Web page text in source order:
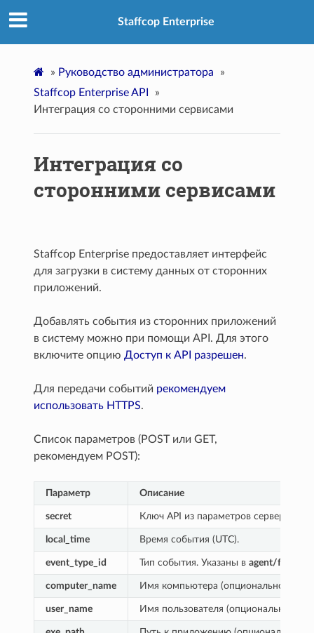
Staffcop Enterprise
» Руководство администратора
»
Staffcop Enterprise API
»
Интеграция со сторонними сервисами
Интеграция со
сторонними сервисами
Staffcop Enterprise предоставляет интерфейс
для загрузки в систему данных от сторонних
приложений.
Добавлять события из сторонних приложений
в систему можно при помощи API. Для этого
включите опциюДоступ к API разрешен.
Для передачи событий рекомендуем
использовать HTTPS.
Список параметров (POST или GET,
рекомендуем POST):
Параметр Описание
secret Ключ API из параметров сервера.
local_time Время события (UTC).
event_type_id Тип события. Указаны вagent/
computer_name Имя компьютера (опционально).
user_name Имя пользователя (опционально).